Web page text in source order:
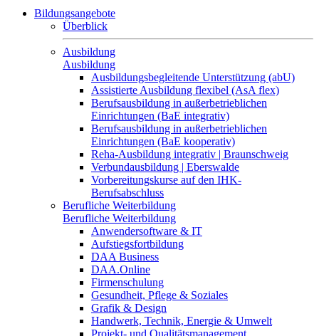
Bildungsangebote
Überblick
Ausbildung
Ausbildung
Ausbildungsbegleitende Unterstützung (abU)
Assistierte Ausbildung flexibel (AsA flex)
Berufsausbildung in außerbetrieblichen
Einrichtungen (BaE integrativ)
Berufsausbildung in außerbetrieblichen
Einrichtungen (BaE kooperativ)
Reha-Ausbildung integrativ | Braunschweig
Verbundausbildung | Eberswalde
Vorbereitungskurse auf den IHK-
Berufsabschluss
Berufliche Weiterbildung
Berufliche Weiterbildung
Anwendersoftware & IT
Aufstiegsfortbildung
DAA Business
DAA.Online
Firmenschulung
Gesundheit, Pflege & Soziales
Grafik & Design
Handwerk, Technik, Energie & Umwelt
Projekt- und Qualitätsmanagement